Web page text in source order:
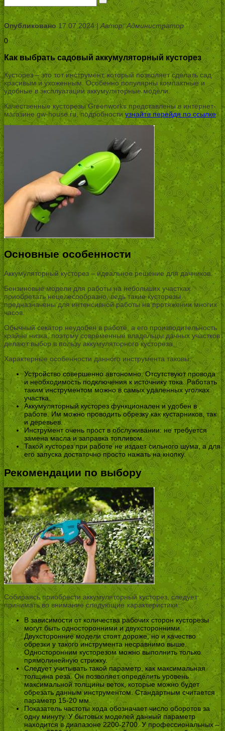
Опубликовано17.07.2024 |Автор: Администратор
0
Как выбрать садовый аккумуляторный кусторез
Кусторез – это тот инструмент, который позволяет сделать сад
красивым и ухоженным. Особенно популярны компактные и
удобные в эксплуатации аккумуляторные модели.
Качественные кусторезы Greenworks представлены в интернет-
магазине gw-house.ru, подробности узнайте перейдя по ссылке.
Основные особенности
Аккумуляторный кусторез – идеальное решение для дачников.
Бензиновые модели для работы на небольших участках
приобретать нецелесообразно, ведь такие кусторезы
предназначены для интенсивной работы на протяжении многих
часов.
Обычный секатор неудобен в работе, а его производительность
крайне низка, поэтому современные владельцы дачных участков
делают выбор в пользу аккумуляторного кустореза.
Характерные особенности данного инструмента таковы:
Устройство совершенно автономно. Отсутствуют провода
и необходимость подключения к источнику тока. Работать
таким инструментом можно в самых удаленных уголках
участка.
Аккумуляторный кусторез функционален и удобен в
работе. Им можно проводить обрезку как кустарников, так
и деревьев.
Инструмент очень прост в обслуживании: не требуется
замена масла и заправка топливом.
Такой кусторез при работе не издает сильного шума, а для
его запуска достаточно просто нажать на кнопку.
Рекомендации по выбору
Собираясь приобрести аккумуляторный кусторез, следует
принимать во внимание следующие характеристики:
В зависимости от количества рабочих сторон кусторезы
могут быть односторонними и двухсторонними.
Двухсторонние модели стоят дороже, но и качество
обрезки у такого инструмента несравнимо выше.
Односторонним кусторезом можно выполнить только
прямолинейную стрижку.
Следует учитывать такой параметр, как максимальная
толщина реза. Он позволяет определить уровень
максимальной толщины веток, которые можно будет
обрезать данным инструментом. Стандартным считается
параметр 15-20 мм.
Показатель частоты хода обозначает число оборотов за
одну минуту. У бытовых моделей данный параметр
находится в диапазоне 2200-2700. У профессиональных –